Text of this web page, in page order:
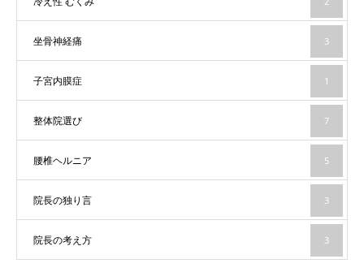
坐骨神経痛 3
子宮内膜症 1
整体院選び 7
腰椎ヘルニア 5
院長の独り言 3
院長の考え方 3